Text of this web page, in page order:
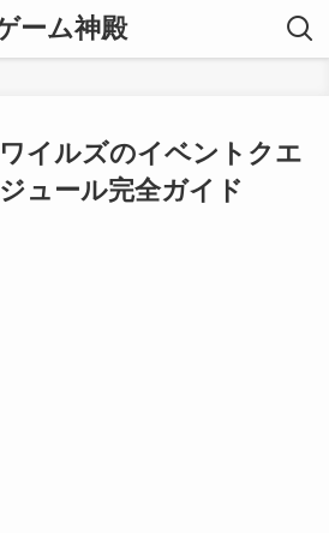
ーム神殿
イルズのイベントクエ
ュール完全ガイド